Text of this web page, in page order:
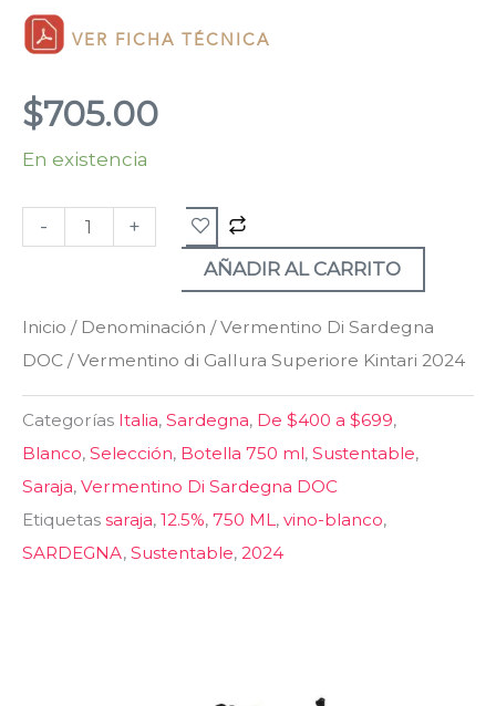
VER FICHA TÉCNICA
$705.00
En existencia
-
Vermentino
Gallura
2024
cantidad
+
AÑADIR AL CARRITO
Inicio / Denominación /Vermentino Di Sardegna
DOC / Vermentino di Gallura Superiore Kintari 2024
Categorías Italia, Sardegna, De $400 a $699,
Blanco, Selección, Botella 750 ml, Sustentable,
Saraja, Vermentino Di Sardegna DOC
Etiquetas saraja, 12.5%, 750 ML, vino-blanco,
SARDEGNA, Sustentable, 2024